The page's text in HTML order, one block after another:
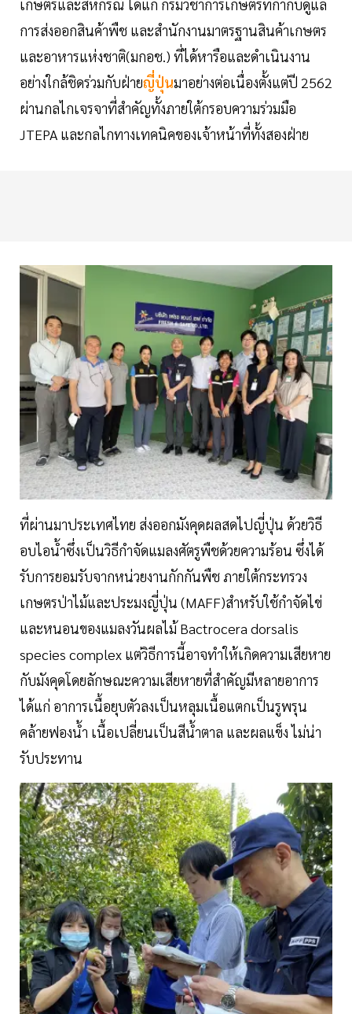
เกษตรและสหกรณ์ ได้แก่ กรมวิชาการเกษตรที่กำกับดูแล
การส่งออกสินค้าพืช และสำนักงานมาตรฐานสินค้าเกษตร
และอาหารแห่งชาติ(มกอช.) ที่ได้หารือและดำเนินงาน
อย่างใกล้ชิดร่วมกับฝ่ายญี่ปุ่นมาอย่างต่อเนื่องตั้งแต่ปี 2562
ผ่านกลไกเจรจาที่สำคัญทั้งภายใต้กรอบความร่วมมือ
JTEPA และกลไกทางเทคนิคของเจ้าหน้าที่ทั้งสองฝ่าย
ที่ผ่านมาประเทศไทย ส่งออกมังคุดผลสดไปญี่ปุ่น ด้วยวิธี
อบไอน้ำซึ่งเป็นวิธีกำจัดแมลงศัตรูพืชด้วยความร้อน ซึ่งได้
รับการยอมรับจากหน่วยงานกักกันพืช ภายใต้กระทรวง
เกษตรป่าไม้และประมงญี่ปุ่น (MAFF)สำหรับใช้กำจัดไข่
และหนอนของแมลงวันผลไม้ Bactrocera dorsalis
species complex แต่วิธีการนี้อาจทำให้เกิดความเสียหาย
กับมังคุดโดยลักษณะความเสียหายที่สำคัญมีหลายอาการ
ได้แก่ อาการเนื้อยุบตัวลงเป็นหลุมเนื้อแตกเป็นรูพรุน
คล้ายฟองน้ำ เนื้อเปลี่ยนเป็นสีน้ำตาล และผลแข็ง ไม่น่า
รับประทาน